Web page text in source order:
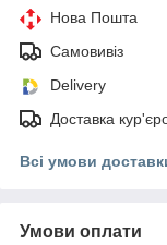
Нова Пошта
Самовивіз
Delivery
Доставка
Всі умови
Умови оплати